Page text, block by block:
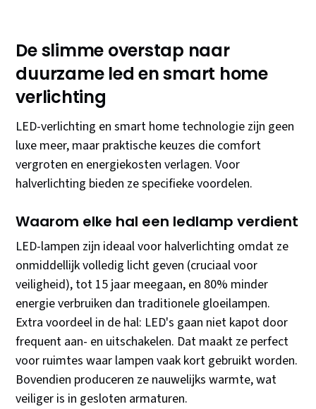
De slimme overstap naar
duurzame led en smart home
verlichting
LED-verlichting en smart home technologie zijn geen
luxe meer, maar praktische keuzes die comfort
vergroten en energiekosten verlagen. Voor
halverlichting bieden ze specifieke voordelen.
Waarom elke hal een ledlamp verdient
LED-lampen zijn ideaal voor halverlichting omdat ze
onmiddellijk volledig licht geven (cruciaal voor
veiligheid), tot 15 jaar meegaan, en 80% minder
energie verbruiken dan traditionele gloeilampen.
Extra voordeel in de hal: LED's gaan niet kapot door
frequent aan- en uitschakelen. Dat maakt ze perfect
voor ruimtes waar lampen vaak kort gebruikt worden.
Bovendien produceren ze nauwelijks warmte, wat
veiliger is in gesloten armaturen.